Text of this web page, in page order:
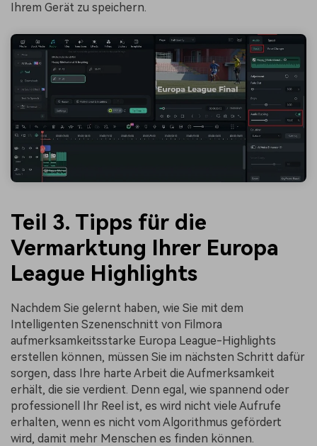
Ihrem Gerät zu speichern.
Teil 3. Tipps für die
Vermarktung Ihrer Europa
League Highlights
Nachdem Sie gelernt haben, wie Sie mit dem
Intelligenten Szenenschnitt von Filmora
aufmerksamkeitsstarke Europa League-Highlights
erstellen können, müssen Sie im nächsten Schritt dafür
sorgen, dass Ihre harte Arbeit die Aufmerksamkeit
erhält, die sie verdient. Denn egal, wie spannend oder
professionell Ihr Reel ist, es wird nicht viele Aufrufe
erhalten, wenn es nicht vom Algorithmus gefördert
wird, damit mehr Menschen es finden können.